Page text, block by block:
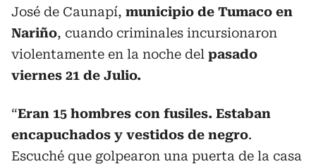
José de Caunapí, municipio de Tumaco en
Nariño, cuando criminales incursionaron
violentamente en la noche del pasado
viernes 21 de Julio.
“Eran 15 hombres con fusiles. Estaban
encapuchados y vestidos de negro.
Escuché que golpearon una puerta de la casa